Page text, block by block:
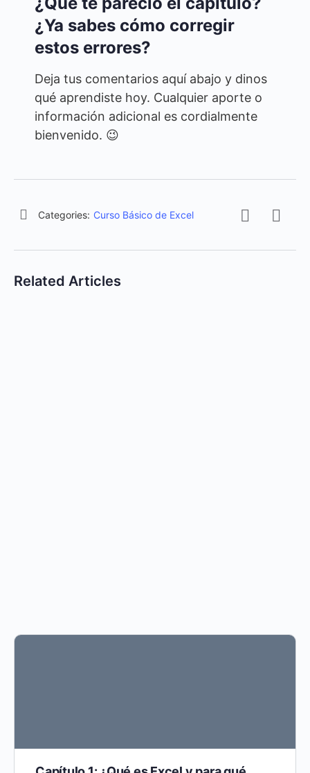
¿Ya sabes cómo corregir
estos errores?
Deja tus comentarios aquí abajo y dinos
qué aprendiste hoy. Cualquier aporte o
información adicional es cordialmente
bienvenido. 😉
Categories: Curso Básico de Excel
Related Articles